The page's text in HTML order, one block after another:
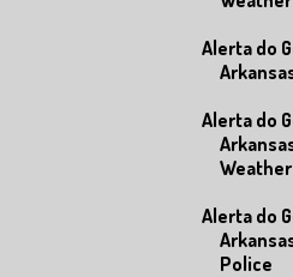
Alerta do
Alerta do
Weather
Alerta do
Police